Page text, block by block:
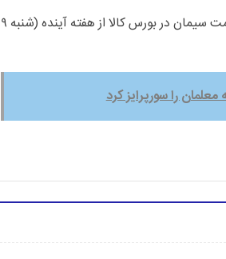
این تغییر صورت گرفته در نحوه محاسبه قیمت سیمان در بورس کالا از هفته آینده (شنبه ٩
را سورپرایز کرد